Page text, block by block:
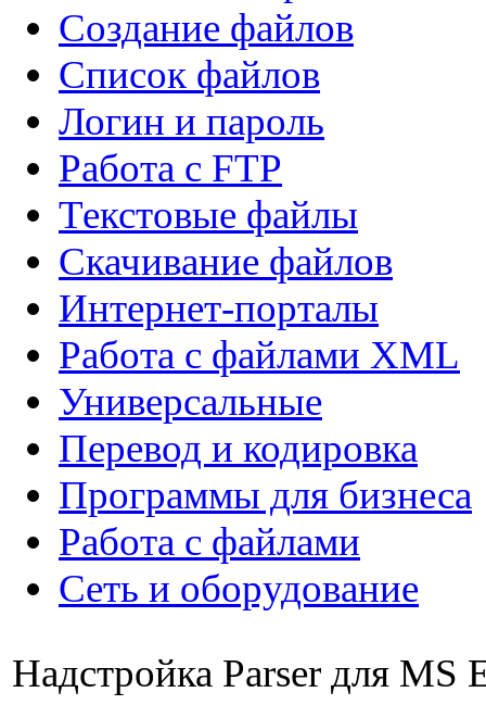
Создание файлов
Список файлов
Логин и пароль
Работа с FTP
Текстовые файлы
Скачивание файлов
Интернет-порталы
Работа с файлами XML
Универсальные
Перевод и кодировка
Программы для бизнеса
Работа с файлами
Сеть и оборудование
Надстройка Parser для MS